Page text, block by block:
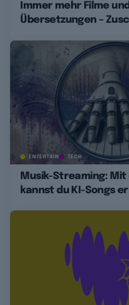
Immer mehr Filme
Übersetzungen –
ENTERTAIN TECH
Musik-Streaming: Mit
kannst du KI-Songs